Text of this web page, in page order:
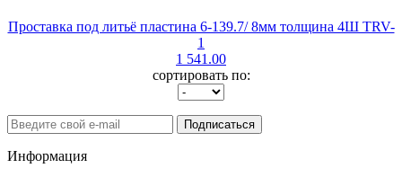
Проставка под литьё пластина 6-139.7/ 8мм толщина 4Ш TRV-
1
1 541.00
сортировать по:
Подписаться
Информация